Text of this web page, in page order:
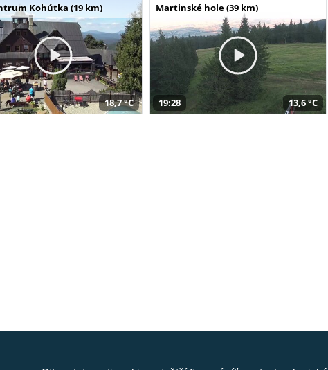
Kohútka (19 km)
18,7 °C
Martinské hole (39 km)
19:28 13,6 °C